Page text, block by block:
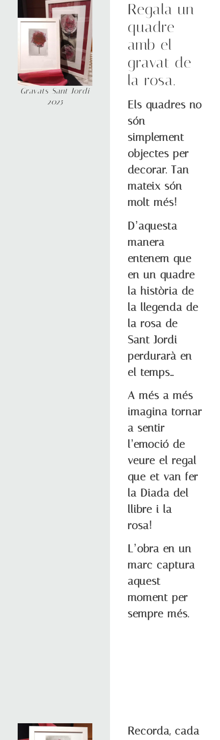
Regala un
quadre
amb el
gravat de
la rosa.
Els quadres no
són
simplement
objectes per
decorar. Tan
mateix són
molt més!
D’aquesta
manera
entenem que
en un quadre
la història de
la llegenda de
la rosa de
Sant Jordi
perdurarà en
el temps…
A més a més
imagina tornar
a sentir
l’emoció de
veure el regal
que et van fer
la Diada del
llibre i la
rosa!
L’obra en un
marc captura
aquest
moment per
sempre més.
Gravats Sant Jordi
2025
Recorda, cada